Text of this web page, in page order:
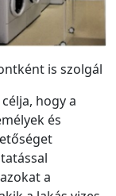
is szolgál
hogy a
és
a